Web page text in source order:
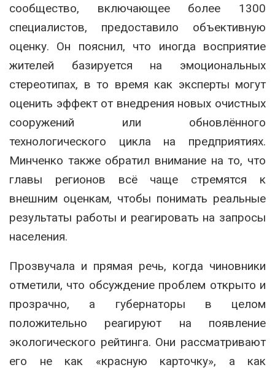
сообщество, включающее более 1300
специалистов, предоставило объективную
оценку. Он пояснил, что иногда восприятие
жителей базируется на эмоциональных
стереотипах, в то время как эксперты могут
оценить эффект от внедрения новых очистных
сооружений или обновлённого
технологического цикла на предприятиях.
Минченко также обратил внимание на то, что
главы регионов всё чаще стремятся к
внешним оценкам, чтобы понимать реальные
результаты работы и реагировать на запросы
населения.
Прозвучала и прямая речь, когда чиновники
отметили, что обсуждение проблем открыто и
прозрачно, а губернаторы в целом
положительно реагируют на появление
экологического рейтинга. Они рассматривают
его не как «красную карточку», а как